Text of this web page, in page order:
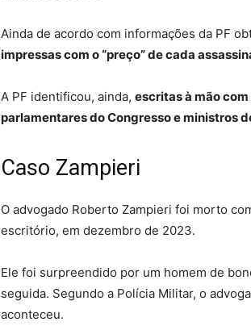
Ainda de acordo com informações da PF
impressas com o “preço” de cada
A PF identificou, ainda, escritas à mão
parlamentares do Congresso e ministros
Caso Zampieri
O advogado Roberto Zampieri foi morto
escritório, em dezembro de 2023.
Ele foi surpreendido por um homem de
seguida. Segundo a Polícia Militar, o
aconteceu.